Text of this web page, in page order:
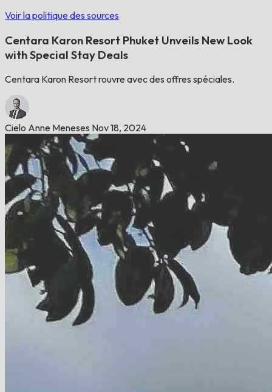
Voir la politique des sources
Centara Karon Resort Phuket Unveils New Look
with Special Stay Deals
Centara Karon Resort rouvre avec des offres spéciales.
Cielo Anne Meneses Nov 18, 2024